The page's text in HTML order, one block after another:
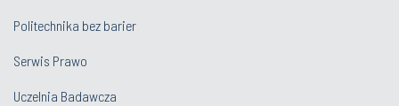
Politechnika bez barier
Serwis Prawo
Uczelnia Badawcza